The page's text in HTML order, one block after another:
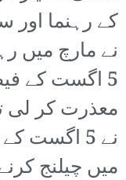
کے رہنما اور
نے مارچ میں
5 اگست کے
معذرت کر لی
نے 5
میں چیلنج